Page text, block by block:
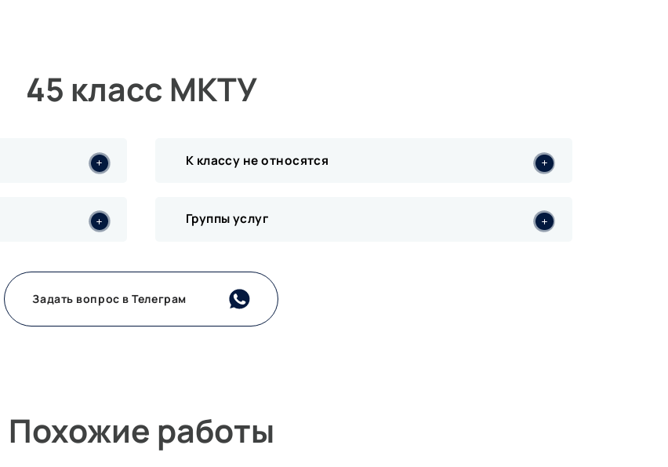
45 класс МКТУ
К классу не относятся
Группы услуг
Задать вопрос в Телеграм
Похожие работы